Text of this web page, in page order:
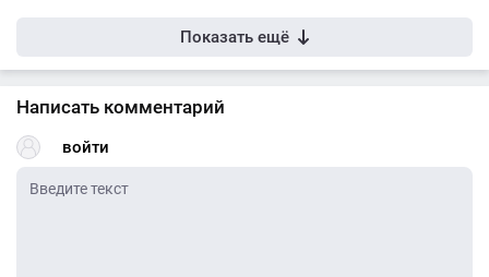
Показать ещё
Написать комментарий
войти